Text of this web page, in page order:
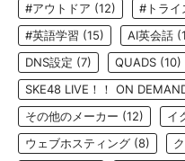
#アウトドア (12) #トライ
#英語学習 (15) AI英会話
DNS設定 (7) QUADS (10)
SKE48 LIVE！！ ON
その他のメーカー (12) イ
ウェブホスティング (8)